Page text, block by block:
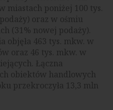
miastach poniżej 100 tys.
oraz w ośmiu
(31% nowej podaży).
objęła 463 tys. mkw. w
oraz 46 tys. mkw. w
Łączna
obiektów handlowych
przekroczyła 13,3 mln